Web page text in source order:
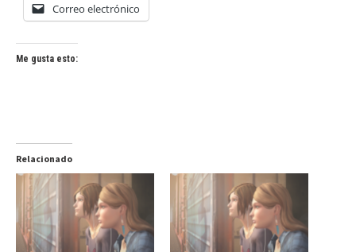
Correo electrónico
Me gusta esto:
Relacionado